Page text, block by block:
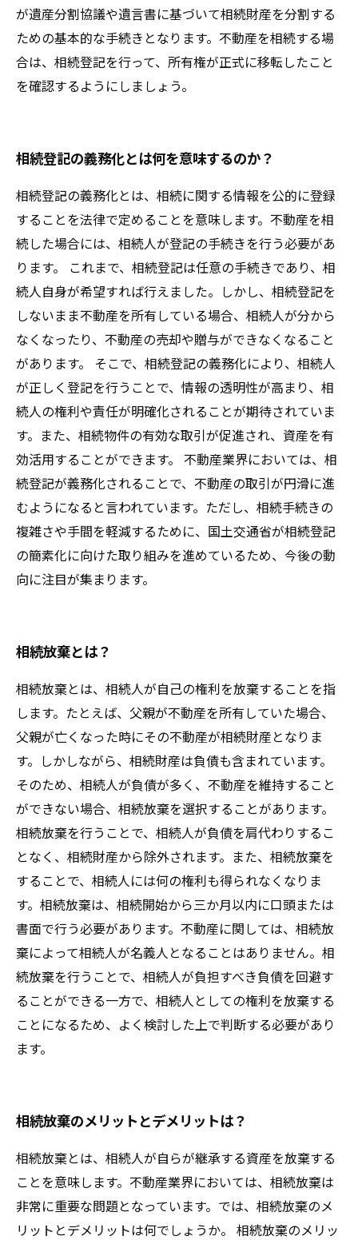
が遺産分割協議や遺言書に基づいて相続財産を分割する
ための基本的な手続きとなります。不動産を相続する場
合は、相続登記を行って、所有権が正式に移転したこと
を確認するようにしましょう。
相続登記の義務化とは何を意味するのか？
相続登記の義務化とは、相続に関する情報を公的に登録
することを法律で定めることを意味します。不動産を相
続した場合には、相続人が登記の手続きを行う必要があ
ります。 これまで、相続登記は任意の手続きであり、相
続人自身が希望すれば行えました。しかし、相続登記を
しないまま不動産を所有している場合、相続人が分から
なくなったり、不動産の売却や贈与ができなくなること
があります。 そこで、相続登記の義務化により、相続人
が正しく登記を行うことで、情報の透明性が高まり、相
続人の権利や責任が明確化されることが期待されていま
す。また、相続物件の有効な取引が促進され、資産を有
効活用することができます。 不動産業界においては、相
続登記が義務化されることで、不動産の取引が円滑に進
むようになると言われています。ただし、相続手続きの
複雑さや手間を軽減するために、国土交通省が相続登記
の簡素化に向けた取り組みを進めているため、今後の動
向に注目が集まります。
相続放棄とは？
相続放棄とは、相続人が自己の権利を放棄することを指
します。たとえば、父親が不動産を所有していた場合、
父親が亡くなった時にその不動産が相続財産となりま
す。しかしながら、相続財産は負債も含まれています。
そのため、相続人が負債が多く、不動産を維持すること
ができない場合、相続放棄を選択することがあります。
相続放棄を行うことで、相続人が負債を肩代わりするこ
となく、相続財産から除外されます。また、相続放棄を
することで、相続人には何の権利も得られなくなりま
す。相続放棄は、相続開始から三か月以内に口頭または
書面で行う必要があります。不動産に関しては、相続放
棄によって相続人が名義人となることはありません。相
続放棄を行うことで、相続人が負担すべき負債を回避す
ることができる一方で、相続人としての権利を放棄する
ことになるため、よく検討した上で判断する必要があり
ます。
相続放棄のメリットとデメリットは？
相続放棄とは、相続人が自らが継承する資産を放棄する
ことを意味します。不動産業界においては、相続放棄は
非常に重要な問題となっています。では、相続放棄のメ
リットとデメリットは何でしょうか。 相続放棄のメリッ